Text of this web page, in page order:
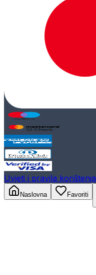
Uvjeti i pravila korištenja
Naslovna
Favoriti